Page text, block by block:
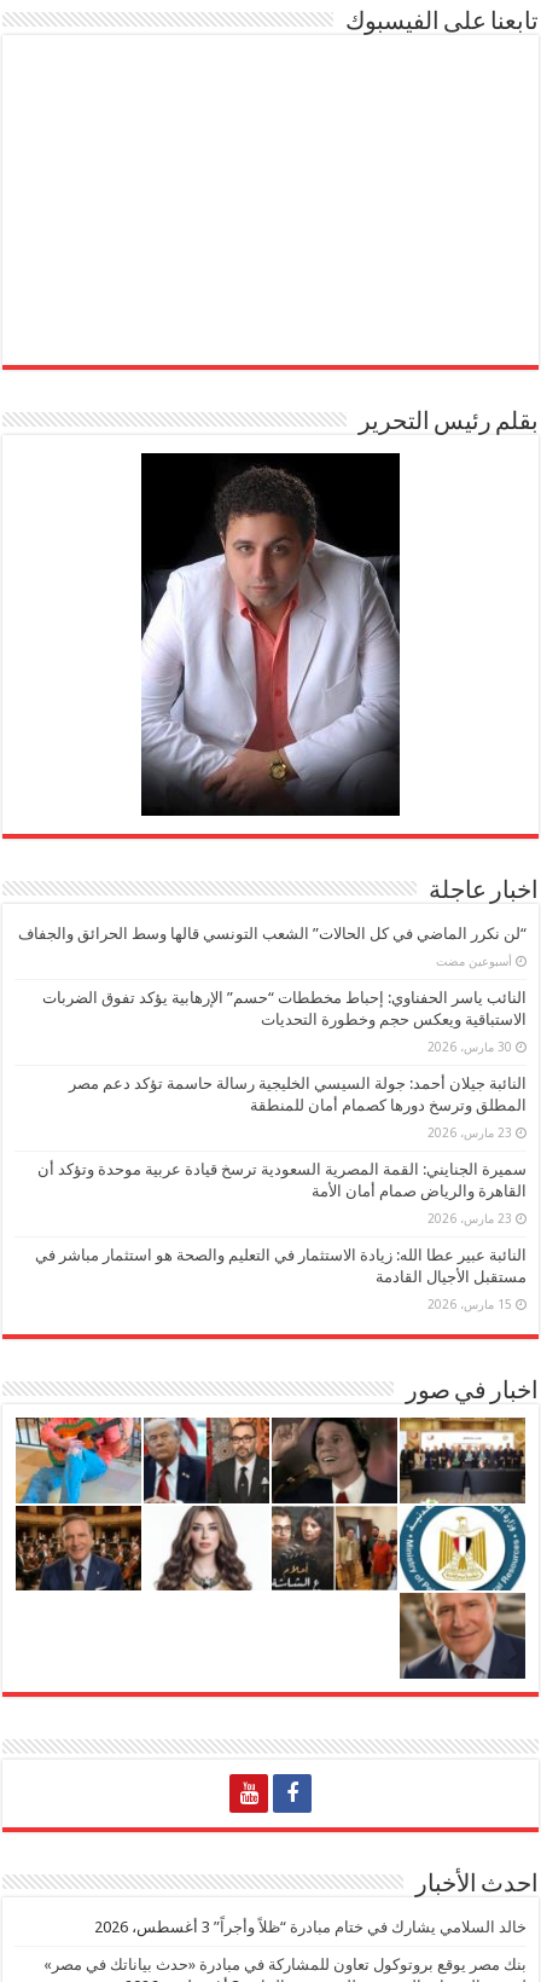
تابعنا على الفيسبوك
بقلم رئيس التحرير
اخبار عاجلة
“لن نكرر الماضي في كل الحالات” الشعب التونسي قالها وسط الحرائق والجفاف
‏أسبوعين مضت
النائب ياسر الحفناوي: إحباط مخططات “حسم” الإرهابية يؤكد تفوق الضربات
الاستباقية ويعكس حجم وخطورة التحديات
30 مارس، 2026
النائبة جيلان أحمد: جولة السيسي الخليجية رسالة حاسمة تؤكد دعم مصر
المطلق وترسخ دورها كصمام أمان للمنطقة
23 مارس، 2026
سميرة الجنايني: القمة المصرية السعودية ترسخ قيادة عربية موحدة وتؤكد أن
القاهرة والرياض صمام أمان الأمة
23 مارس، 2026
النائبة عبير عطا الله: زيادة الاستثمار في التعليم والصحة هو استثمار مباشر في
مستقبل الأجيال القادمة
15 مارس، 2026
اخبار في صور
احدث الأخبار
خالد السلامي يشارك في ختام مبادرة “ظلاً وأجراً” 3 أغسطس، 2026
بنك مصر يوقع بروتوكول تعاون للمشاركة في مبادرة «حدث بياناتك في مصر»